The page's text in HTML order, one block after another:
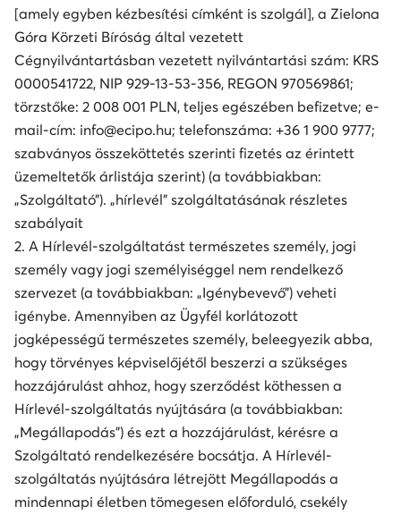
[amely egyben kézbesítési címként is szolgál], a Zielona
Góra Körzeti Bíróság által vezetett
Cégnyilvántartásban vezetett nyilvántartási szám: KRS
0000541722, NIP 929-13-53-356, REGON 970569861;
törzstőke: 2 008 001 PLN, teljes egészében befizetve; e-
mail-cím: info@ecipo.hu; telefonszáma: +36 1 900 9777;
szabványos összeköttetés szerinti fizetés az érintett
üzemeltetők árlistája szerint) (a továbbiakban:
„Szolgáltató”). „hírlevél” szolgáltatásának részletes
szabályait
2. A Hírlevél-szolgáltatást természetes személy, jogi
személy vagy jogi személyiséggel nem rendelkező
szervezet (a továbbiakban: „Igénybevevő”) veheti
igénybe. Amennyiben az Ügyfél korlátozott
jogképességű természetes személy, beleegyezik abba,
hogy törvényes képviselőjétől beszerzi a szükséges
hozzájárulást ahhoz, hogy szerződést köthessen a
Hírlevél-szolgáltatás nyújtására (a továbbiakban:
„Megállapodás”) és ezt a hozzájárulást, kérésre a
Szolgáltató rendelkezésére bocsátja. A Hírlevél-
szolgáltatás nyújtására létrejött Megállapodás a
mindennapi életben tömegesen előforduló, csekély